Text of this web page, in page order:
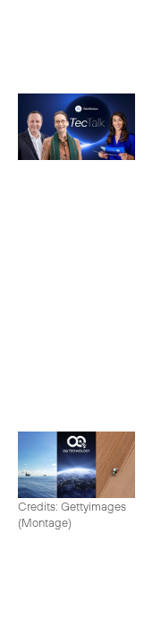
Credits: Gettyimages
(Montage)